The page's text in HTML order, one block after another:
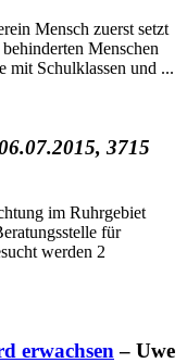
Mensch zuerst setzt
Menschen
mit Schulklassen und ...
3715
im Ruhrgebiet
für
werden 2
erwachsen – Uwe